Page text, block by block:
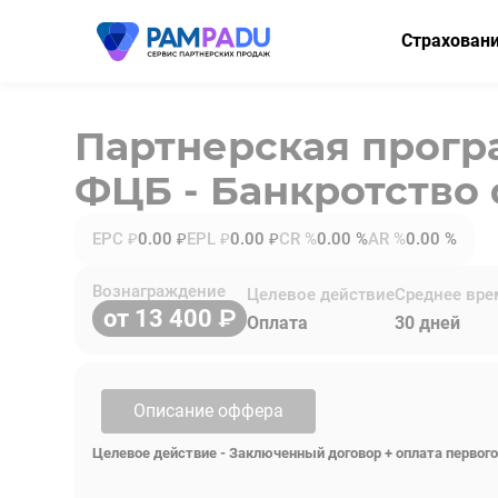
Здоровье
Партнерская
ФЦБ - Банкротство
EPC ₽0.00 ₽EPL ₽0.00 ₽CR %0.00 %AR %0.00 %
Вознаграждение
от 13 400
Целевое действие
Оплата
Среднее
30 дней
Описание оффера
Целевое действие - Заключенный договор + оплата